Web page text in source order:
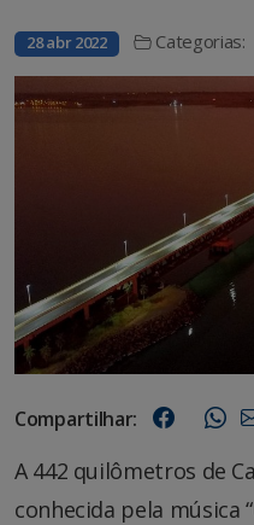
28 abr 2022 Categorias:
Compartilhar:
A 442 quilômetros de
conhecida pela música